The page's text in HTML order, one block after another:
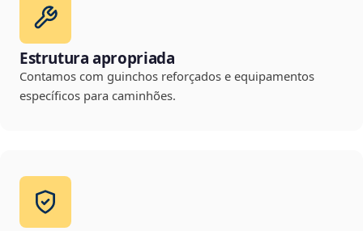
Estrutura apropriada
Contamos com guinchos reforçados e equipamentos
específicos para caminhões.